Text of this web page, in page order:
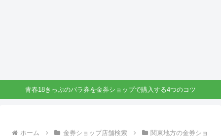
青春18きっぷのバラ券を金券ショップで購入する4つのコツ
ホーム 金券ショップ店舗検索
関東地方の金券ショ